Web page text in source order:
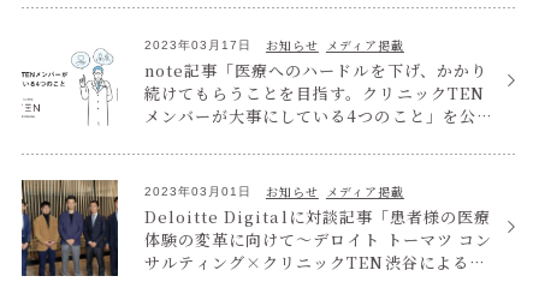
2023年03月17日 お知らせ メディア掲載
note記事「医療へのハードルを下げ、かかり
続けてもらうことを目指す。クリニックTEN
メンバーが大事にしている4つのこと」を公開
2023年03月01日 お知らせ メディア掲載
Deloitte Digitalに対談記事「患者様の医療
体験の変革に向けて～デロイト トーマツ コン
サルティング×クリニックTEN渋谷による対